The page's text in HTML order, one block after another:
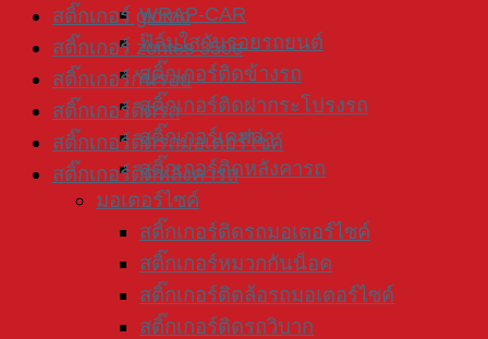
WRAP-CAR
ฟิล์มใสกันรอยรถยนต์
สติ๊กเกอร์ติดข้างรถ
สติ๊กเกอร์ติดฝากระโปรงรถ
สติ๊กเกอร์เคฟล่า
สติ๊กเกอร์ติดหลังคารถ
มอเตอร์ไซค์
สติ๊กเกอร์ติดรถมอเตอร์ไซค์
สติ๊กเกอร์หมวกกันน็อค
สติ๊กเกอร์ติดล้อรถมอเตอร์ไซค์
สติ๊กเกอร์ติดรถวิบาก
สติ๊กเกอร์ giorno
สติ๊กเกอร์ zontes 350e
สติ๊กเกอร์กันรอย
สติ๊กเกอร์ติดรถ
สติ๊กเกอร์ติดรถมอเตอร์ไซค์
สติ๊กเกอร์ติดหลังคารถ